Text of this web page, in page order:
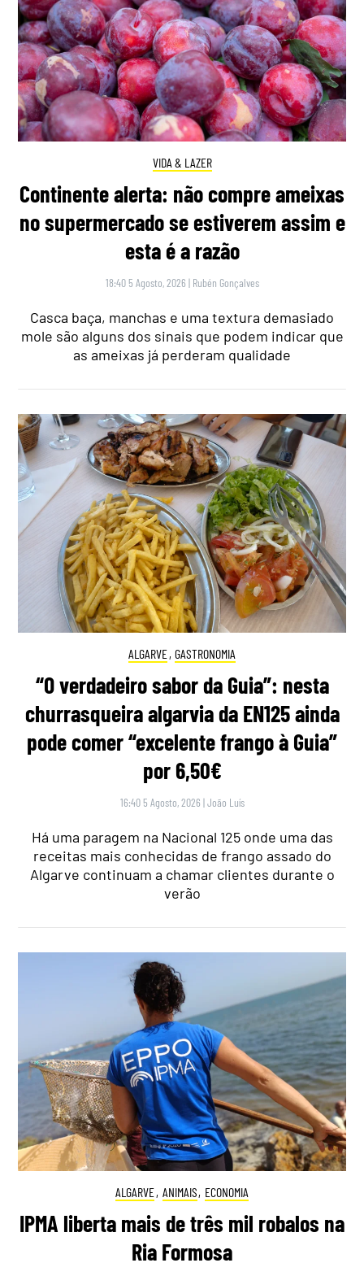
VIDA & LAZER
Continente alerta: não compre ameixas
no supermercado se estiverem assim e
esta é a razão
18:40 5 Agosto, 2026 | Rubén Gonçalves
Casca baça, manchas e uma textura demasiado
mole são alguns dos sinais que podem indicar que
as ameixas já perderam qualidade
ALGARVE, GASTRONOMIA
“O verdadeiro sabor da Guia”: nesta
churrasqueira algarvia da EN125 ainda
pode comer “excelente frango à Guia”
por 6,50€
16:40 5 Agosto, 2026 |João Luís
Há uma paragem na Nacional 125 onde uma das
receitas mais conhecidas de frango assado do
Algarve continuam a chamar clientes durante o
verão
ALGARVE, ANIMAIS, ECONOMIA
IPMA liberta mais de três mil robalos na
Ria Formosa